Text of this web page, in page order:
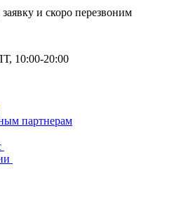
и скоро перезвоним
10:00-20:00
партнерам